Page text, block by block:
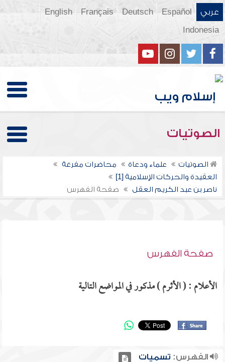
عربي Español
Deutsch
Français
English
Indonesia
الصوتيات
الصوتيات علماء ودعاة
محاضرات مفرغة
العقيدة والحركات الإسلامية [1]
ناصر بن عبد الكريم العقل
صفحة الفهرس
صفحة الفهرس
الأعلام : ( الأثرم ) مذكور في المواضع التالية
الفهرس: تسميات